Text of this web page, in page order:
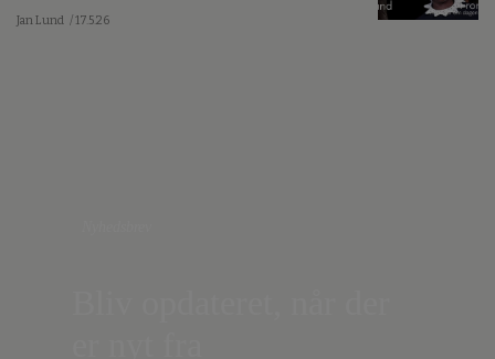
Jan Lund / 17.5.26